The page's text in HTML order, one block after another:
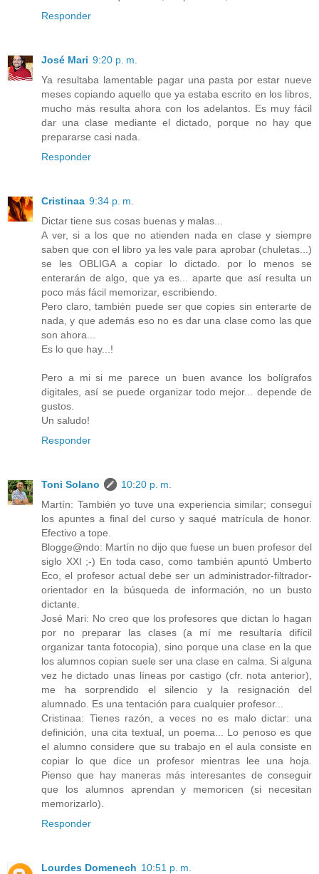
Responder
José Mari 9:20 p. m.
Ya resultaba lamentable pagar una pasta por estar nueve
meses copiando aquello que ya estaba escrito en los libros,
mucho más resulta ahora con los adelantos. Es muy fácil
dar una clase mediante el dictado, porque no hay que
prepararse casi nada.
Responder
Cristinaa 9:34 p. m.
Dictar tiene sus cosas buenas y malas...
A ver, si a los que no atienden nada en clase y siempre
saben que con el libro ya les vale para aprobar (chuletas...)
se les OBLIGA a copiar lo dictado. por lo menos se
enterarán de algo, que ya es... aparte que así resulta un
poco más fácil memorizar, escribiendo.
Pero claro, también puede ser que copies sin enterarte de
nada, y que además eso no es dar una clase como las que
son ahora...
Es lo que hay...!
Pero a mi si me parece un buen avance los bolígrafos
digitales, así se puede organizar todo mejor... depende de
gustos.
Un saludo!
Responder
Toni Solano
10:20 p. m.
Martín: También yo tuve una experiencia similar; conseguí
los apuntes a final del curso y saqué matrícula de honor.
Efectivo a tope.
Blogge@ndo: Martín no dijo que fuese un buen profesor del
siglo XXI ;-) En toda caso, como también apuntó Umberto
Eco, el profesor actual debe ser un administrador-filtrador-
orientador en la búsqueda de información, no un busto
dictante.
José Mari: No creo que los profesores que dictan lo hagan
por no preparar las clases (a mí me resultaría difícil
organizar tanta fotocopia), sino porque una clase en la que
los alumnos copian suele ser una clase en calma. Si alguna
vez he dictado unas líneas por castigo (cfr. nota anterior),
me ha sorprendido el silencio y la resignación del
alumnado. Es una tentación para cualquier profesor...
Cristinaa: Tienes razón, a veces no es malo dictar: una
definición, una cita textual, un poema... Lo penoso es que
el alumno considere que su trabajo en el aula consiste en
copiar lo que dice un profesor mientras lee una hoja.
Pienso que hay maneras más interesantes de conseguir
que los alumnos aprendan y memoricen (si necesitan
memorizarlo).
Responder
Lourdes Domenech 10:51 p. m.